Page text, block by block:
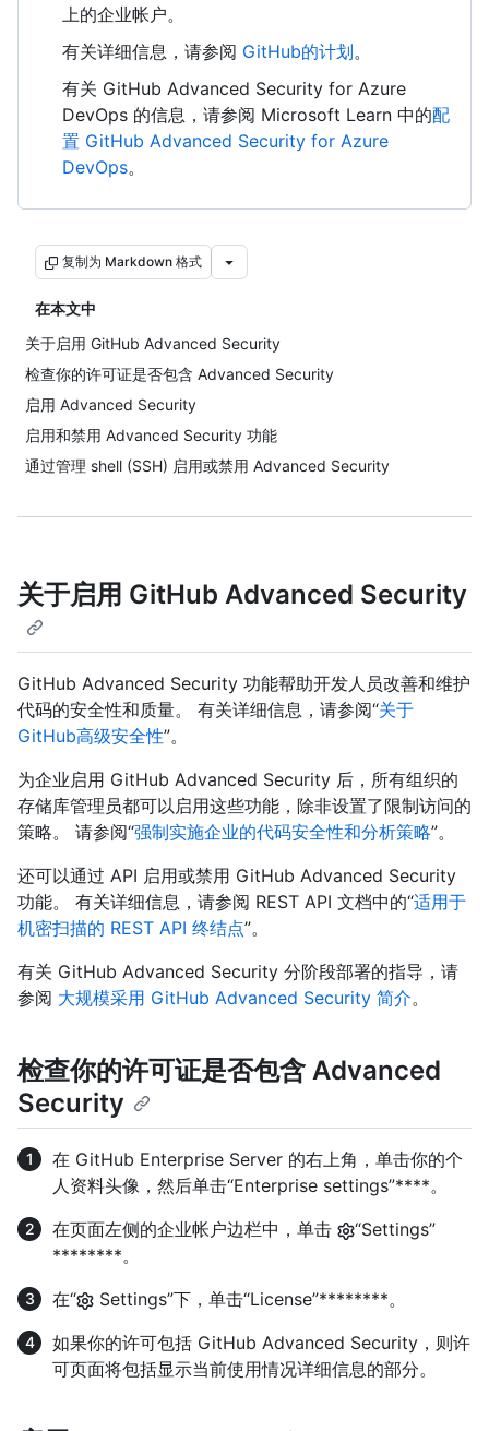
上的企业帐户。
有关详细信息，请参阅 GitHub的计划。
有关 GitHub Advanced Security for Azure
DevOps 的信息，请参阅 Microsoft Learn 中的配
置 GitHub Advanced Security for Azure
DevOps。
复制为 Markdown 格式
在本文中
关于启用 GitHub Advanced Security
检查你的许可证是否包含 Advanced Security
启用 Advanced Security
启用和禁用 Advanced Security 功能
通过管理 shell (SSH) 启用或禁用 Advanced Security
关于启用 GitHub Advanced Security
GitHub Advanced Security 功能帮助开发人员改善和维护
代码的安全性和质量。 有关详细信息，请参阅“关于
GitHub高级安全性”。
为企业启用 GitHub Advanced Security 后，所有组织的
存储库管理员都可以启用这些功能，除非设置了限制访问的
策略。 请参阅“强制实施企业的代码安全性和分析策略”。
还可以通过 API 启用或禁用 GitHub Advanced Security
功能。 有关详细信息，请参阅 REST API 文档中的“适用于
机密扫描的 REST API 终结点”。
有关 GitHub Advanced Security 分阶段部署的指导，请
参阅 大规模采用 GitHub Advanced Security 简介。
检查你的许可证是否包含 Advanced
Security
在 GitHub Enterprise Server 的右上角，单击你的个
人资料头像，然后单击“Enterprise settings”****。
在页面左侧的企业帐户边栏中，单击
“Settings”
********。
在“
Settings”下，单击“License”********。
如果你的许可包括 GitHub Advanced Security，则许
可页面将包括显示当前使用情况详细信息的部分。